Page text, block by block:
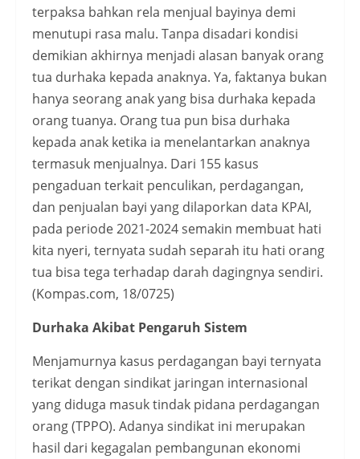
terpaksa bahkan rela menjual bayinya demi
menutupi rasa malu. Tanpa disadari kondisi
demikian akhirnya menjadi alasan banyak orang
tua durhaka kepada anaknya. Ya, faktanya bukan
hanya seorang anak yang bisa durhaka kepada
orang tuanya. Orang tua pun bisa durhaka
kepada anak ketika ia menelantarkan anaknya
termasuk menjualnya. Dari 155 kasus
pengaduan terkait penculikan, perdagangan,
dan penjualan bayi yang dilaporkan data KPAI,
pada periode 2021-2024 semakin membuat hati
kita nyeri, ternyata sudah separah itu hati orang
tua bisa tega terhadap darah dagingnya sendiri.
(Kompas.com, 18/0725)
Durhaka Akibat Pengaruh Sistem
Menjamurnya kasus perdagangan bayi ternyata
terikat dengan sindikat jaringan internasional
yang diduga masuk tindak pidana perdagangan
orang (TPPO). Adanya sindikat ini merupakan
hasil dari kegagalan pembangunan ekonomi